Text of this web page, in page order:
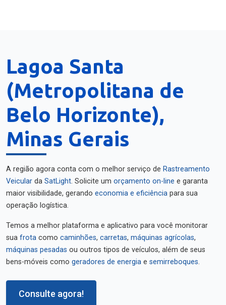
Lagoa Santa
(Metropolitana de
Belo Horizonte),
Minas Gerais
A região agora conta com o melhor serviço de Rastreamento
Veicular da SatLight. Solicite um orçamento on-line e garanta
maior visibilidade, gerando economia e eficiência para sua
operação logística.
Temos a melhor plataforma e aplicativo para você monitorar
sua frota como caminhões, carretas, máquinas agrícolas,
máquinas pesadas ou outros tipos de veículos, além de seus
bens-móveis como geradores de energia e semirreboques.
Consulte agora!